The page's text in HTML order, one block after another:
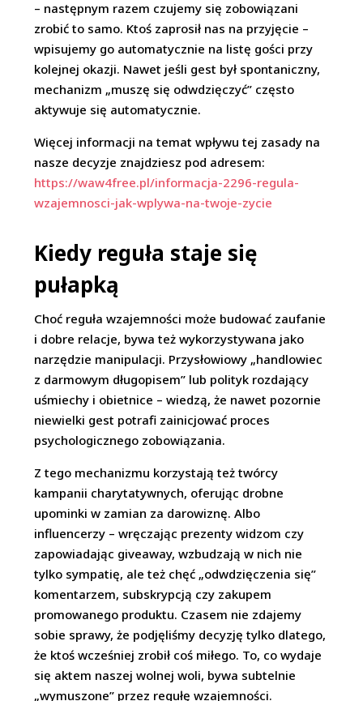
– następnym razem czujemy się zobowiązani
zrobić to samo. Ktoś zaprosił nas na przyjęcie –
wpisujemy go automatycznie na listę gości przy
kolejnej okazji. Nawet jeśli gest był spontaniczny,
mechanizm „muszę się odwdzięczyć” często
aktywuje się automatycznie.
Więcej informacji na temat wpływu tej zasady na
nasze decyzje znajdziesz pod adresem:
https://waw4free.pl/informacja-2296-regula-
wzajemnosci-jak-wplywa-na-twoje-zycie
Kiedy reguła staje się
pułapką
Choć reguła wzajemności może budować zaufanie
i dobre relacje, bywa też wykorzystywana jako
narzędzie manipulacji. Przysłowiowy „handlowiec
z darmowym długopisem” lub polityk rozdający
uśmiechy i obietnice – wiedzą, że nawet pozornie
niewielki gest potrafi zainicjować proces
psychologicznego zobowiązania.
Z tego mechanizmu korzystają też twórcy
kampanii charytatywnych, oferując drobne
upominki w zamian za darowiznę. Albo
influencerzy – wręczając prezenty widzom czy
zapowiadając giveaway, wzbudzają w nich nie
tylko sympatię, ale też chęć „odwdzięczenia się”
komentarzem, subskrypcją czy zakupem
promowanego produktu. Czasem nie zdajemy
sobie sprawy, że podjęliśmy decyzję tylko dlatego,
że ktoś wcześniej zrobił coś miłego. To, co wydaje
się aktem naszej wolnej woli, bywa subtelnie
„wymuszone” przez regułę wzajemności.